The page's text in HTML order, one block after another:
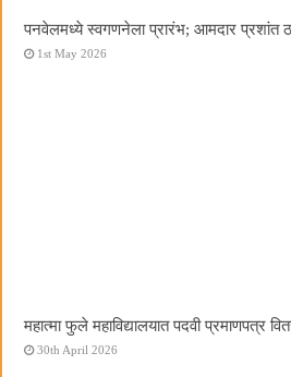
पनवेलमध्ये स्वगणनेला प्रारंभ; आमदार प्रशांत
1st May 2026
महात्मा फुले महाविद्यालयात पदवी प्रमाणपत्र
30th April 2026